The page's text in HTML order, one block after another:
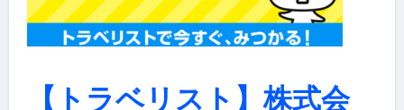
【トラベリスト】株式会